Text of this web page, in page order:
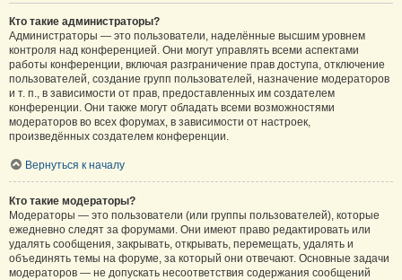
Кто такие администраторы?
Администраторы — это пользователи, наделённые высшим уровнем
контроля над конференцией. Они могут управлять всеми аспектами
работы конференции, включая разграничение прав доступа, отключение
пользователей, создание групп пользователей, назначение модераторов
и т. п., в зависимости от прав, предоставленных им создателем
конференции. Они также могут обладать всеми возможностями
модераторов во всех форумах, в зависимости от настроек,
произведённых создателем конференции.
Вернуться к началу
Кто такие модераторы?
Модераторы — это пользователи (или группы пользователей), которые
ежедневно следят за форумами. Они имеют право редактировать или
удалять сообщения, закрывать, открывать, перемещать, удалять и
объединять темы на форуме, за который они отвечают. Основные задачи
модераторов — не допускать несоответствия содержания сообщений